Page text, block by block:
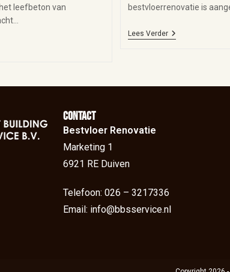
leefbeton van
bestvloerrenovatie is
Lees Verder
Contact
Bestvloer Renovatie
Marketing 1
6921 RE Duiven
Telefoon: 026 – 3217336
Email: info@bbsservice.nl